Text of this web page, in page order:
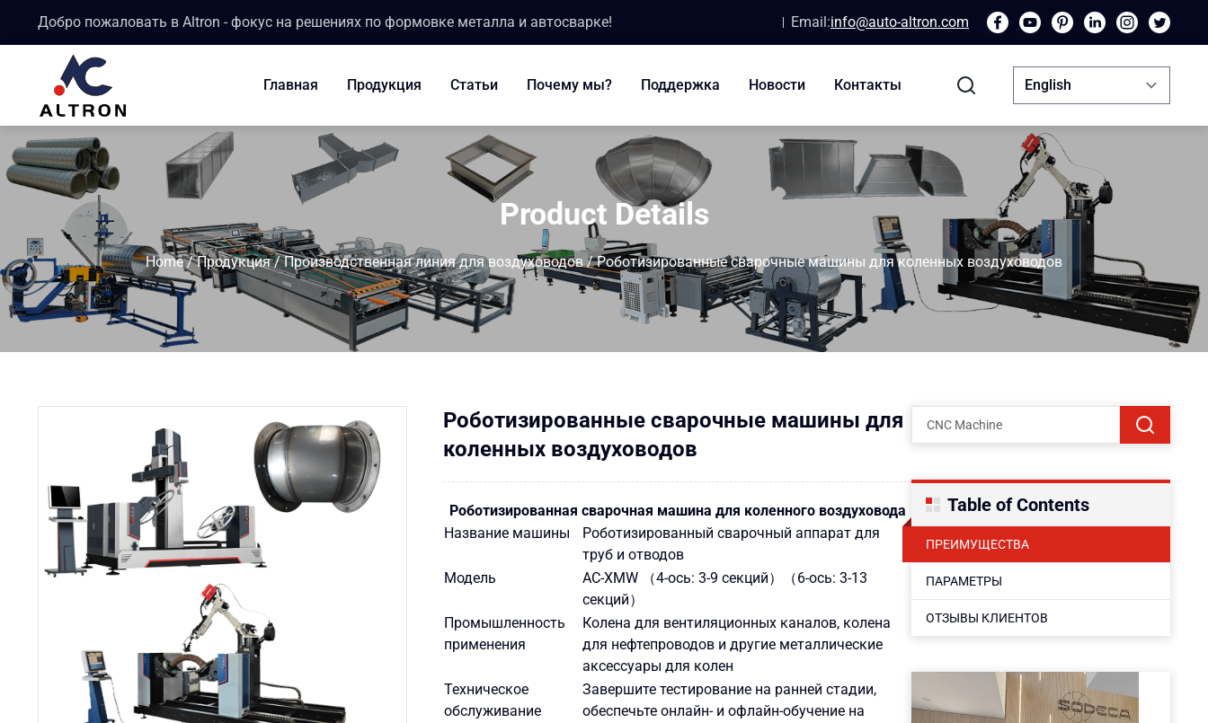
Добро пожаловать в Altron - фокус на решениях по формовке металла и автосварке! Email:info@auto-altron.com
Главная Продукция Статьи Почему мы? Поддержка Новости Контакты
Product Details
Home/Продукция/Производственная линия для воздуховодов /Роботизированные сварочные машины для коленных воздуховодов
Роботизированные сварочные машины для
коленных воздуховодов
Роботизированная сварочная машина для коленного воздуховода
Название машины
Роботизированный сварочный аппарат для
труб и отводов
Модель
AC-XMW （4-ось: 3-9 секций）（6-ось: 3-13
секций）
Промышленность
применения
Колена для вентиляционных каналов, колена
для нефтепроводов и другие металлические
аксессуары для колен
Техническое
обслуживание
Завершите тестирование на ранней стадии,
обеспечьте онлайн- и офлайн-обучение на
Table of Contents
ПРЕИМУЩЕСТВА
ПАРАМЕТРЫ
ОТЗЫВЫ КЛИЕНТОВ